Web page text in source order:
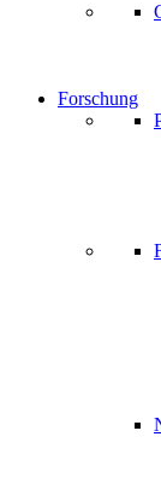
Forschung